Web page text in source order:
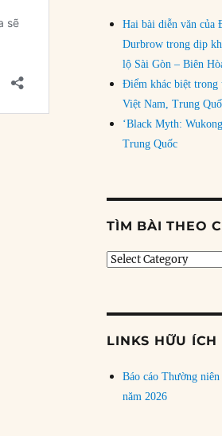
Hai bài diễn văn
Durbrow trong dịp
lộ Sài Gòn – Biên
Điểm khác biệt trong
Việt Nam, Trung
‘Black Myth:
Trung Quốc
TÌM BÀI THEO
Tìm
chủ
LINKS HỮU ÍCH
Báo cáo Thường
năm 2026